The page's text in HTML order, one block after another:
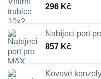
296 Kč
Nabíjecí port
857 Kč
Kovové